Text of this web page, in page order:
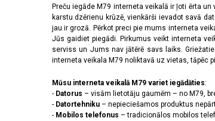
Preču iegāde M79 interneta veikalā ir ļoti ērta
karstu dzērienu krūzē, vienkārši ievadot savā
jau ir grozā. Pērkot preci pie mums interneta
Jūs gaidiet piegādi. Pirkumus veikt interneta
serviss un Jums nav jātērē savs laiks.
interneta veikala M79 noliktavā uz vietas, tāpēc
Mūsu interneta veikalā M79 variet iegādāties:
- Datorus – visām lietotāju gaumēm – no M79,
- Datortehniku – nepieciešamos produktus
- Mobilos telefonus – tradicionālos mobilos